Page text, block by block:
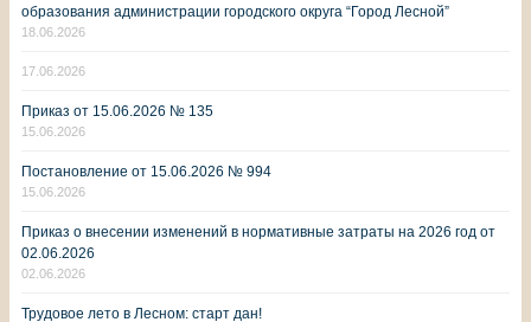
образования администрации городского округа “Город Лесной”
18.06.2026
17.06.2026
Приказ от 15.06.2026 № 135
15.06.2026
Постановление от 15.06.2026 № 994
15.06.2026
Приказ о внесении изменений в нормативные затраты на 2026 год от
02.06.2026
02.06.2026
Трудовое лето в Лесном: старт дан!